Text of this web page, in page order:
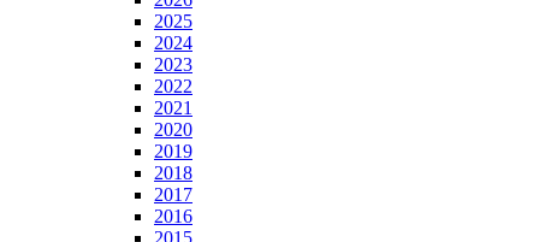
2025
2024
2023
2022
2021
2020
2019
2018
2017
2016